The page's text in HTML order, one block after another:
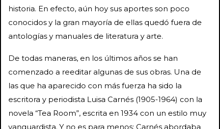
historia. En efecto, aún hoy sus aportes son poco
conocidos y la gran mayoría de ellas quedó fuera de
antologías y manuales de literatura y arte.
De todas maneras, en los últimos años se han
comenzado a reeditar algunas de sus obras. Una de
las que ha aparecido con más fuerza ha sido la
escritora y periodista Luisa Carnés (1905-1964) con la
novela “Tea Room”, escrita en 1934 con un estilo muy
vanguardista. Y no es para menos: Carnés abordaba